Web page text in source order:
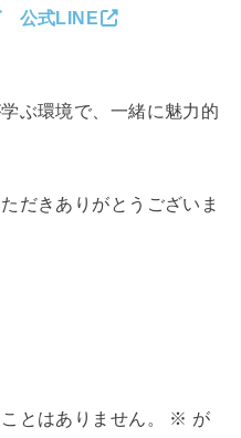
公式LINE
ぶ環境で、一緒に魅力的
だきありがとうございま
とはありません。 ※ が